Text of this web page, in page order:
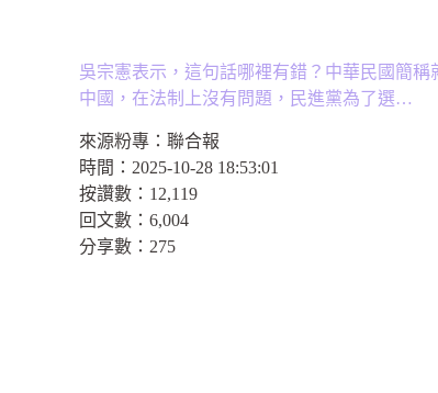
吳宗憲表示，這句話哪裡有錯？中華民國簡稱
中國，在法制上沒有問題，民進黨為了選…
來源粉專： 聯合報
時間： 2025-10-28 18:53:01
按讚數： 12,119
回文數： 6,004
分享數： 275